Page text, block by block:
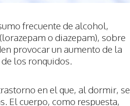
frecuente de alcohol,
o diazepam), sobre
provocar un aumento de la
los ronquidos.
en el que, al dormir, se
El cuerpo, como respuesta,